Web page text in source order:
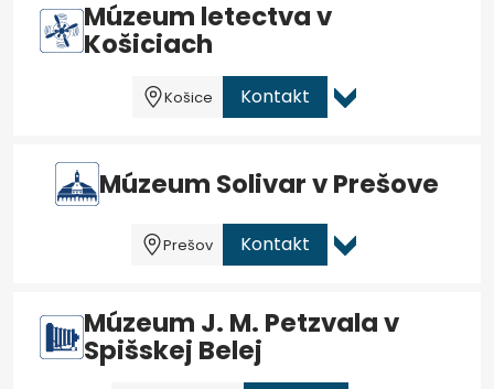
Múzeum letectva v
Košiciach
Košice Kontakt
Múzeum Solivar v Prešove
Prešov Kontakt
Múzeum J. M. Petzvala v
Spišskej Belej